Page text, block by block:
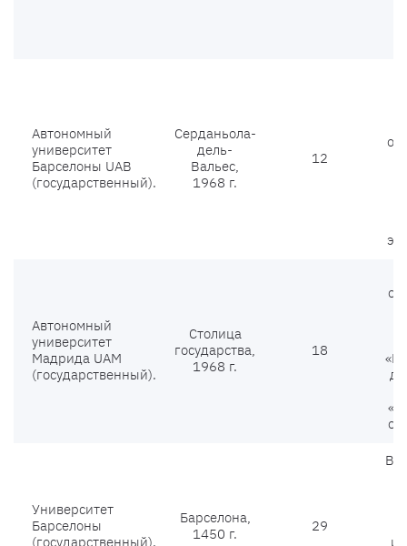
Автономный
университет
Барселоны UAB
(государственный).
Серданьола-
дель-
Вальес,
1968 г.
12
Автономный
университет
Мадрида UAM
(государственный).
Столица
государства,
1968 г.
18
о
Университет
Барселоны
(государственный).
Барселона,
1450 г.
29
В